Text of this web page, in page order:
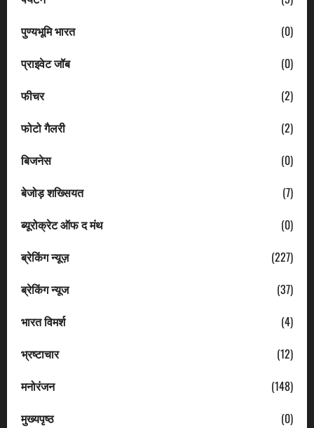
पुण्यभूमि भारत
(0)
प्राइवेट जॉब
(0)
फीचर
(2)
फोटो गैलरी
(2)
बिजनेस
(0)
बेजोड़ शख्सियत
(7)
ब्यूरोक्रेट ऑफ द मंथ
(0)
ब्रेकिंग न्यूज़
(227)
ब्रेकिंग न्यूज
(37)
भारत विमर्श
(4)
भ्रष्टाचार
(12)
मनोरंजन
(148)
मुख्यपृष्ठ
(0)